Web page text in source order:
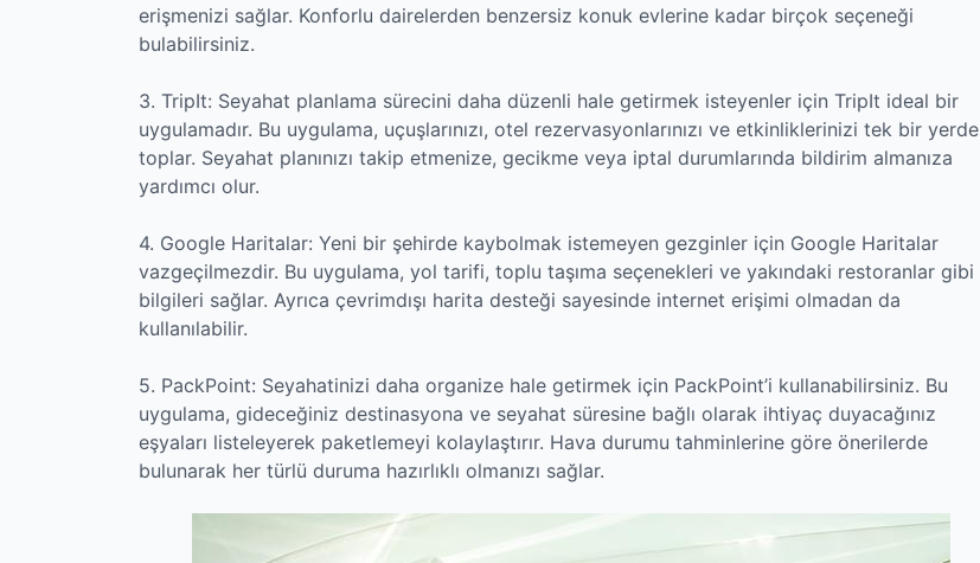
erişmenizi sağlar. Konforlu dairelerden benzersiz konuk evlerine kadar birçok seçeneği
bulabilirsiniz.
3. TripIt: Seyahat planlama sürecini daha düzenli hale getirmek isteyenler için TripIt ideal bir
uygulamadır. Bu uygulama, uçuşlarınızı, otel rezervasyonlarınızı ve etkinliklerinizi tek bir yerde
toplar. Seyahat planınızı takip etmenize, gecikme veya iptal durumlarında bildirim almanıza
yardımcı olur.
4. Google Haritalar: Yeni bir şehirde kaybolmak istemeyen gezginler için Google Haritalar
vazgeçilmezdir. Bu uygulama, yol tarifi, toplu taşıma seçenekleri ve yakındaki restoranlar gibi
bilgileri sağlar. Ayrıca çevrimdışı harita desteği sayesinde internet erişimi olmadan da
kullanılabilir.
5. PackPoint: Seyahatinizi daha organize hale getirmek için PackPoint’i kullanabilirsiniz. Bu
uygulama, gideceğiniz destinasyona ve seyahat süresine bağlı olarak ihtiyaç duyacağınız
eşyaları listeleyerek paketlemeyi kolaylaştırır. Hava durumu tahminlerine göre önerilerde
bulunarak her türlü duruma hazırlıklı olmanızı sağlar.